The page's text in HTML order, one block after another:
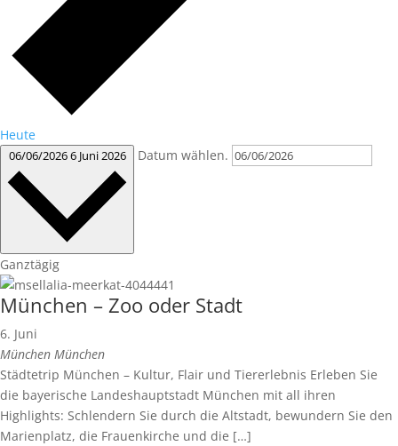
Heute
06/06/20266 Juni 2026 Datum wählen.
Ganztägig
München – Zoo oder Stadt
6. Juni
München München
Städtetrip München – Kultur, Flair und Tiererlebnis Erleben Sie
die bayerische Landeshauptstadt München mit all ihren
Highlights: Schlendern Sie durch die Altstadt, bewundern Sie den
Marienplatz, die Frauenkirche und die […]